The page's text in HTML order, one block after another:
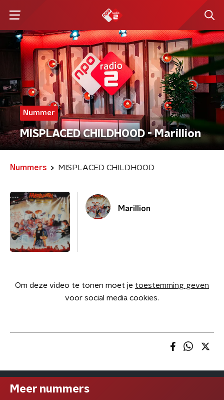
Nummer
MISPLACED CHILDHOOD - Marillion
Nummers MISPLACED CHILDHOOD
Marillion
Om deze video te tonen moet je toestemming geven
voor social media cookies.
Meer nummers